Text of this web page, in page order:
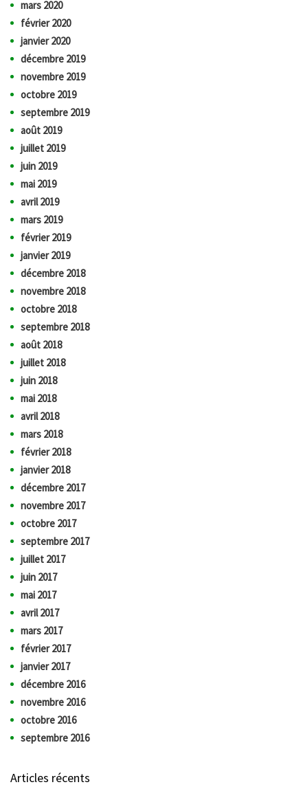
mars 2020
février 2020
janvier 2020
décembre 2019
novembre 2019
octobre 2019
septembre 2019
août 2019
juillet 2019
juin 2019
mai 2019
avril 2019
mars 2019
février 2019
janvier 2019
décembre 2018
novembre 2018
octobre 2018
septembre 2018
août 2018
juillet 2018
juin 2018
mai 2018
avril 2018
mars 2018
février 2018
janvier 2018
décembre 2017
novembre 2017
octobre 2017
septembre 2017
juillet 2017
juin 2017
mai 2017
avril 2017
mars 2017
février 2017
janvier 2017
décembre 2016
novembre 2016
octobre 2016
septembre 2016
Articles récents